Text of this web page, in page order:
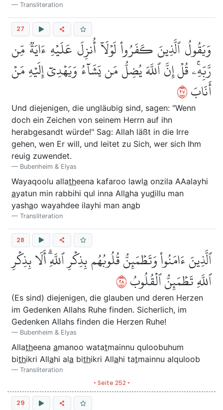
Transliteration
27
وَيَقُولُ ٱلَّذِينَ كَفَرُواْ لَوۡلَآ أُنزِلَ عَلَيۡهِ ءَايَةٞ مِّن
رَّبِّهِۦۚ قُلۡ إِنَّ ٱللَّهَ يُضِلُّ مَن يَشَآءُ وَيَهۡدِيٓ إِلَيۡهِ مَنۡ
أَنَابَ٧٢
Und diejenigen, die ungläubig sind, sagen: "Wenn
doch ein Zeichen von seinem Herrn auf ihn
herabgesandt würde!" Sag: Allah läßt in die Irre
gehen, wen Er will, und leitet zu Sich, wer sich Ihm
reuig zuwendet.
Bubenheim & Elyas
Wayaqoolu allatheena kafaroo lawla onzila AAalayhi
ayatun min rabbihi qul inna Allaha yudillu man
yashao wayahdee ilayhi man anab
Transliteration
28
ٱلَّذِينَ ءَامَنُواْ وَتَطۡمَئِنُّ قُلُوبُهُم بِذِكۡرِ ٱللَّهِۗ أَلَا بِذِكۡرِ
ٱللَّهِ تَطۡمَئِنُّ ٱلۡقُلُوبُ٨٢
(Es sind) diejenigen, die glauben und deren Herzen
im Gedenken Allahs Ruhe finden. Sicherlich, im
Gedenken Allahs finden die Herzen Ruhe!
Bubenheim & Elyas
Allatheena amanoo watatmainnu quloobuhum
bithikri Allahi ala bithikri Allahi tatmainnu alquloob
Transliteration
• Seite 252 •
29